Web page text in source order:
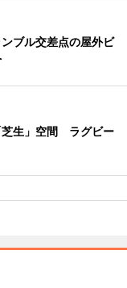
ブル交差点の屋外ビ
芝生」空間 ラグビー